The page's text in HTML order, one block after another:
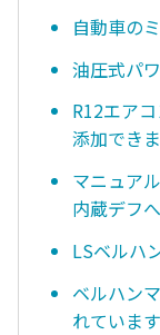
自動車の
油圧式パ
R12エア
添加でき
マニュア
内蔵デフ
LSベルハ
ベルハン
れていま